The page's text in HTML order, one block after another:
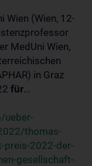
Wien (Wien, 12-
MedUni Wien,
in Graz
für...
ueber-
thomas-
preis-2022-der-
gesellschaft-